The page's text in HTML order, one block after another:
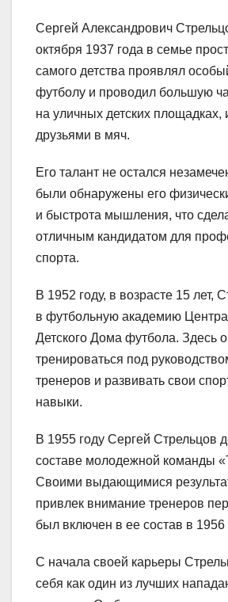
Сергей Александрович
октября 1937 года в семье
самого детства проявлял
футболу и проводил большую
на уличных детских площадках,
друзьями в мяч.
Его талант не остался
были обнаружены его
и быстрота мышления, что
отличным кандидатом для
спорта.
В 1952 году, в возрасте 15 лет,
в футбольную академию
Детского Дома футбола. Здесь
тренироваться под
тренеров и развивать свои
навыки.
В 1955 году Сергей Стрельцов
составе молодежной команды
Своими выдающимися
привлек внимание тренеров
был включен в ее состав в 1956
С начала своей карьеры
себя как один из лучших